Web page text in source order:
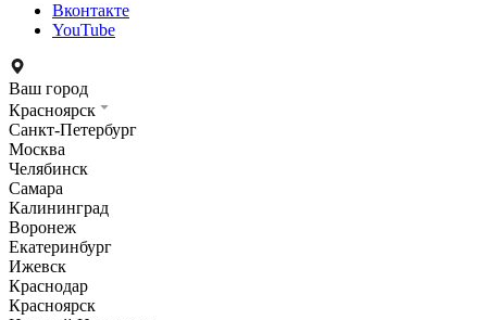
Вконтакте
YouTube
Ваш город
Красноярск
Санкт-Петербург
Москва
Челябинск
Самара
Калининград
Воронеж
Екатеринбург
Ижевск
Краснодар
Красноярск